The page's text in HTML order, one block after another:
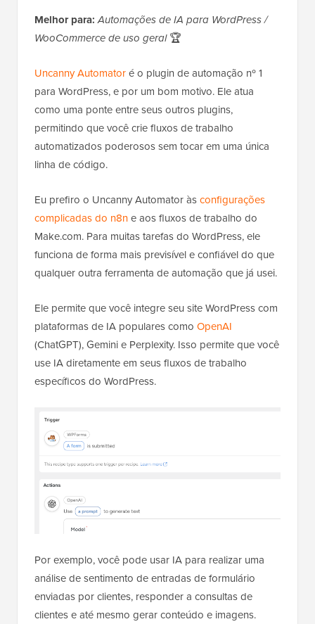
Melhor para:Automações de IA para WordPress /
WooCommerce de uso geral🏆
Uncanny Automatoré o plugin de automação nº 1
para WordPress, e por um bom motivo. Ele atua
como uma ponte entre seus outros plugins,
permitindo que você crie fluxos de trabalho
automatizados poderosos sem tocar em uma única
linha de código.
Eu prefiro o Uncanny Automator àsconfigurações
complicadas do n8ne aos fluxos de trabalho do
Make.com. Para muitas tarefas do WordPress, ele
funciona de forma mais previsível e confiável do que
qualquer outra ferramenta de automação que já usei.
Ele permite que você integre seu site WordPress com
plataformas de IA populares como OpenAI
(ChatGPT), Gemini e Perplexity. Isso permite que você
use IA diretamente em seus fluxos de trabalho
específicos do WordPress.
Por exemplo, você pode usar IA para realizar uma
análise de sentimento de entradas de formulário
enviadas por clientes, responder a consultas de
clientes e até mesmo gerar conteúdo e imagens.